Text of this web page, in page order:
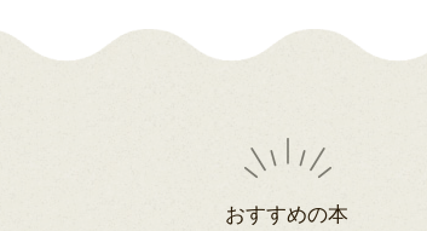
おすすめの本